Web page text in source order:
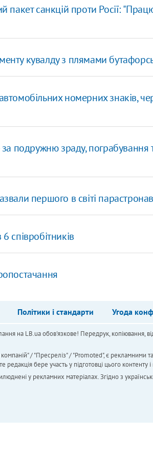
пакет санкцій проти Росії:
кувалду з плямами
номерних знаків,
подружню зраду, пограбування
першого в світі
співробітників
Політики і стандарти Угода
на LB.ua обов'язкове! Передрук, копіювання,
/ "Пресреліз" / "Promoted", є рекламними
бере участь у підготовці цього контенту і
у рекламних матеріалах. Згідно з